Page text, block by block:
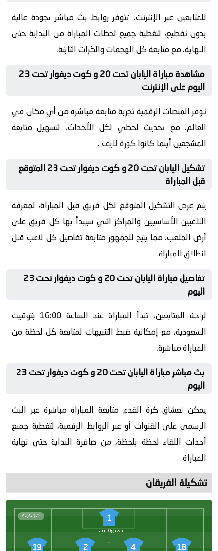
للمتابعين عبر الإنترنت، تتوفر روابط بث مباشر بجودة عالية
بدون تقطيع، لتغطية جميع لحظات المباراة من البداية حتى
النهاية، مع متابعة كل الهجمات والكرات الثابتة.
مشاهدة مباراة اليابان تحت 20 و كوت ديفوار تحت 23
اليوم على الإنترنت
توفر المنصات الرقمية تجربة متابعة مباشرة من أي مكان في
العالم، مع تحديث لحظي لكل الأحداث، لتسهيل متابعة
المشجعين أينما كانواكورة لايف.
تشكيل اليابان تحت 20 و كوت ديفوار تحت 23 المتوقع
قبل المباراة
يتم عرض التشكيل المتوقع لكل فريق قبل المباراة، لمعرفة
اللاعبين الأساسيين والمراكز التي سيبدأ بها كل فريق على
أرض الملعب، مما يتيح للجمهور متابعة تفاصيل كل لاعب قبل
انطلاق المباراة.
تفاصيل مباراة اليابان تحت 20 و كوت ديفوار تحت 23
اليوم
لراحة المتابعين، تبدأ المباراة عند الساعة 16:00 بتوقيت
السعودية، مع إمكانية ضبط التنبيهات لمتابعة كل لحظة من
المباراة مباشرة.
بث مباشر مباراة اليابان تحت 20 و كوت ديفوار تحت 23
اليوم
يمكن لعشاق كرة القدم متابعة المباراة مباشرة عبر البث
الرسمي على القنوات أو عبر الروابط الرقمية، لتغطية جميع
أحداث اللقاء لحظة بلحظة، من صافرة البداية حتى نهاية
المباراة.
تشكيلة الفريقان
4-2-3-1 1
Hikaru Ogawa
18
4
2
19